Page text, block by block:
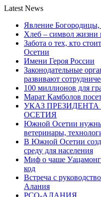
Latest News
Явление
Хлеб – символ жизни
Забота о тех, кто
Осетии
Имени Героя России
Законодательные
развивают
100 миллионов для
Марат Камболов
УКАЗ
ОСЕТИЯ
Южной Осетии
ветеринары,
В Южной Осетии
среду для населения
Миф о чаше
код
Встреча с
Алания
РСО-АЛАНИЯ